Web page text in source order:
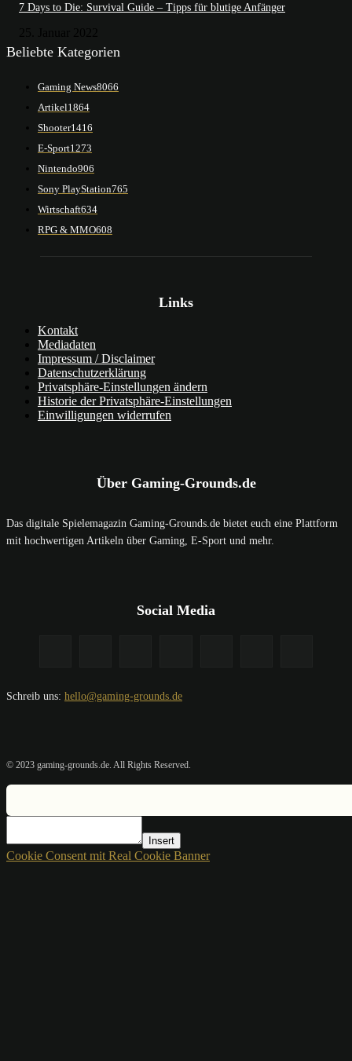
7 Days to Die: Survival Guide – Tipps für blutige Anfänger
Beliebte Kategorien
Gaming News8066
Artikel1864
Shooter1416
E-Sport1273
Nintendo906
Sony PlayStation765
Wirtschaft634
RPG & MMO608
Links
Kontakt
Mediadaten
Impressum / Disclaimer
Datenschutzerklärung
Privatsphäre-Einstellungen ändern
Historie der Privatsphäre-Einstellungen
Einwilligungen widerrufen
Über Gaming-Grounds.de
Das digitale Spielemagazin Gaming-Grounds.de bietet euch eine Plattform
mit hochwertigen Artikeln über Gaming, E-Sport und mehr.
Social Media
Schreib uns: hello@gaming-grounds.de
© 2023 gaming-grounds.de. All Rights Reserved.
Insert
Cookie Consent mit Real Cookie Banner